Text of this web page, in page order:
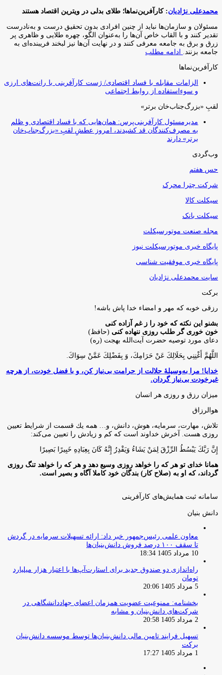
محمدعلی نژادیان: کارآفرین‌نماها؛ طلای بدلی در ویترین اقتصاد هستند
مسئولان و سازمان‌ها نباید از چنین افرادی بدون تحقیق درست و به‌نادرست
تقدیر کنند و با القاب خاص آ‌ن‌ها را به‌عنوان الگو، چهره طلایی و ظاهری پر
زرق و برق به جامعه معرفی کنند و در نهایت آن‌ها نیز لبخند فریبنده‌ای به
جامعه بزنند.
ادامه مطلب
کارآفرین‌نماها
الزامات مقابله با فساد اقتصادی/ ژست کارآفرینی با رانت‌های ارزی
و سوءاستفاده از روابط اجتماعی
لقبِ «بزرگ‌جناب‌خان برتر»
مدیرمسئول کارآفرینی‌پرس: همان‌هایی که با فساد اقتصادی و ظلم
به مصرف‌کنندگان قد کشیدند، امروز عطشِ لقبِ «بزرگ‌جناب‌خان
برتر» دارند
وب‌گردی
حس هفتم
شرکت چترا محرک
سیکلت کالا
سیکلت بانک
مجله صنعت موتورسیکلت
پایگاه خبری موتورسیکلت نیوز
پایگاه خبری موفقیت شناسی
سایت محمدعلی نژادیان
برکت
رزقی خوبه كه مهر و امضاء خدا پاش باشه!
بشنو این نکته که خود را ز غم آزاده کنی
خون خوری گر طلب روزی ننهاده کنی (حافظ)
دعای مورد توصیه حضرت آیت‌الله بهجت (ره)
اللَّهُمَّ أَغْنِنِي بِحَلَالِكَ عَنْ حَرَامِكَ، وَ بِفَضْلِكَ عَمَّنْ سِوَاكَ‏.
خدایا! مرا به‌وسیلۀ حلالت از حرامت بی‌نیاز کن، و با فضل خودت، از هرچه
غیرخودت بی‌نیاز گردان.
میزان رزق و روزی هر انسان
هوالرزاق
تلاش، مهارت، سرمايه، هوش، دانش، و… همه يك قسمت از شرايط تعيين
روزى هست. آخرش خداوند است كه كم و زيادش را تعيين مى‌كند:
إِنَّ رَبَّكَ يَبْسُطُ الرِّزْقَ لِمَنْ يَشَاءُ وَيَقْدِرُ إِنَّهُ كَانَ بِعِبَادِهِ خَبِيرًا بَصِيرًا
همانا خدای تو هر که را خواهد روزی وسیع دهد و هر که را خواهد تنگ روزی
گرداند، که او به (صلاح کار) بندگان خود کاملا آگاه و بصیر است.
سامانه ثبت همایش‌های کارآفرینی
دانش‌ بنیان‌
معاون علمی رئیس‌جمهور خبر داد: ارائه تسهیلات سرمایه در گردش
تا سقف ۱۰۰ درصد فروش دانش‌بنیان‌ها
10 مرداد 1405 18:34
راه‌اندازی دو صندوق جدید برای استارت‌آپ‌ها با اعتبار هزار میلیارد
تومان
5 مرداد 1405 20:06
بخشنامه: ممنوعیت عضویت همزمان اعضای جهاددانشگاهی در
شرکت‌های دانش‌بنیان و مشابه
2 مرداد 1405 20:58
تسهیل فرایند تامین مالی دانش‌بنیان‌ها توسط موسسه دانش‌بنیان
برکت
1 مرداد 1405 17:27